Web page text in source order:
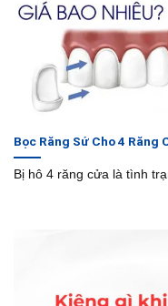
Bọc Răng Sứ Cho 4 Răng
Bị hô 4 răng cửa là tình